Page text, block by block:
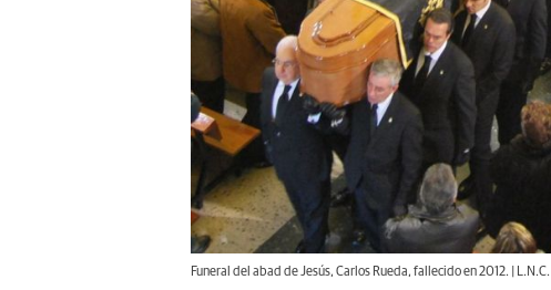
Funeral del abad de Jesús, Carlos Rueda, fallecido en 2012. | L.N.C.